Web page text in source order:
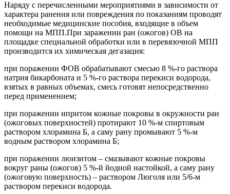
Наряду с перечисленными мероприятиями в зависимости от
характера ранения или повреждения по показаниям проводят
необходимые медицинские пособия, входящие в объем
помощи на МПП.При заражении ран (ожогов) ОВ на
площадке специальной обработки или в перевязочной МПП
производится их химическая дегазация:
при поражении ФОВ обрабатывают смесью 8 %-го раствора
натрия бикарбоната и 5 %-го раствора перекиси водорода,
взятых в равных объемах, смесь готовят непосредственно
перед применением;
при поражении ипритом кожные покровы в окружности ран
(ожоговых поверхностей) протирают 10 %-м спиртовым
раствором хлорамина Б, а саму рану промывают 5 %-м
водным раствором хлорамина Б;
при поражении люизитом – смазывают кожные покровы
вокруг раны (ожогов) 5 %-й йодной настойкой, а саму рану
(ожоговую поверхность) – раствором Люголя или 5/6-м
раствором перекиси водорода.